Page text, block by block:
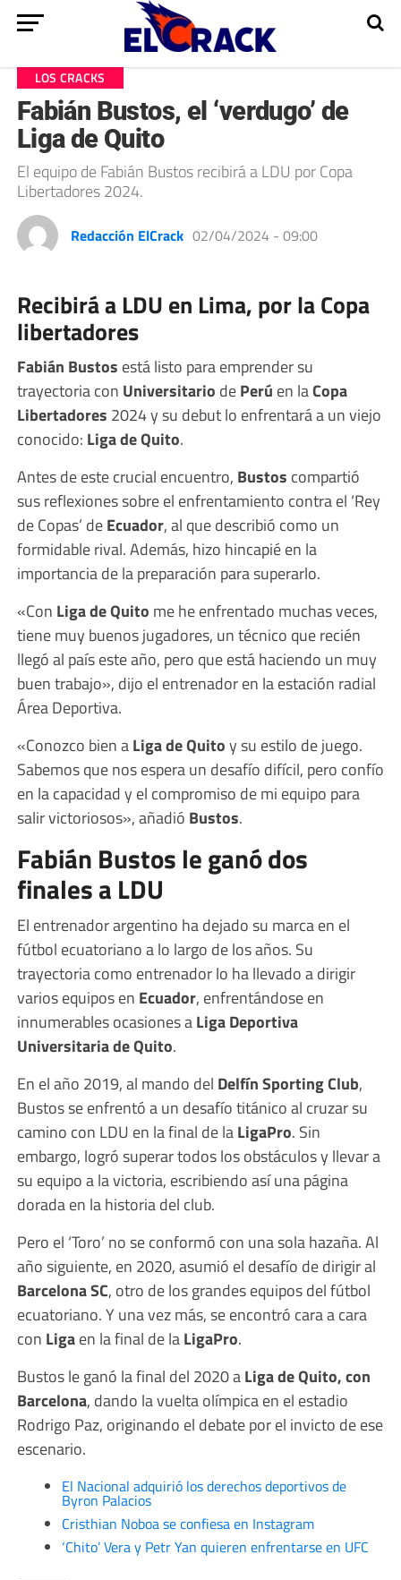
LOS CRACKS
Fabián Bustos, el ‘verdugo’ de
Liga de Quito
El equipo de Fabián Bustos recibirá a LDU por Copa
Libertadores 2024.
Redacción ElCrack 02/04/2024 - 09:00
Recibirá a LDU en Lima, por la Copa
libertadores
Fabián Bustos está listo para emprender su
trayectoria con Universitario dePerú en laCopa
Libertadores 2024 y su debut lo enfrentará a un viejo
conocido: Liga de Quito.
Antes de este crucial encuentro, Bustos compartió
sus reflexiones sobre el enfrentamiento contra el ‘Rey
de Copas’ deEcuador, al que describió como un
formidable rival. Además, hizo hincapié en la
importancia de la preparación para superarlo.
«Con Liga de Quito me he enfrentado muchas veces,
tiene muy buenos jugadores, un técnico que recién
llegó al país este año, pero que está haciendo un muy
buen trabajo», dijo el entrenador en la estación radial
Área Deportiva.
«Conozco bien aLiga de Quitoy su estilo de juego.
Sabemos que nos espera un desafío difícil, pero confío
en la capacidad y el compromiso de mi equipo para
salir victoriosos», añadió Bustos.
Fabián Bustos le ganó dos
finales a LDU
El entrenador argentino ha dejado su marca en el
fútbol ecuatoriano a lo largo de los años. Su
trayectoria como entrenador lo ha llevado a dirigir
varios equipos en Ecuador, enfrentándose en
innumerables ocasiones aLiga Deportiva
Universitaria de Quito.
En el año 2019, al mando del Delfín Sporting Club,
Bustos se enfrentó a un desafío titánico al cruzar su
camino con LDU en la final de laLigaPro. Sin
embargo, logró superar todos los obstáculos y llevar a
su equipo a la victoria, escribiendo así una página
dorada en la historia del club.
Pero el ‘Toro’ no se conformó con una sola hazaña. Al
año siguiente, en 2020, asumió el desafío de dirigir al
Barcelona SC, otro de los grandes equipos del fútbol
ecuatoriano. Y una vez más, se encontró cara a cara
con Ligaen la final de laLigaPro.
Bustos le ganó la final del 2020 aLiga de Quito, con
Barcelona, dando la vuelta olímpica en el estadio
Rodrigo Paz, originando el debate por el invicto de ese
escenario.
El Nacional adquirió los derechos deportivos de
Byron Palacios
Cristhian Noboa se confiesa en Instagram
‘Chito’ Vera y Petr Yan quieren enfrentarse en UFC